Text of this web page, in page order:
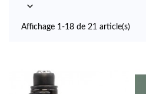

Affichage 1-18 de 21 article(s)